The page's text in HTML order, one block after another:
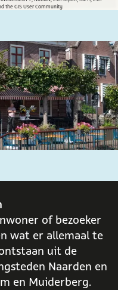
the GIS User Community
of bezoeker
wat er allemaal te
uit de
Naarden en
en Muiderberg.